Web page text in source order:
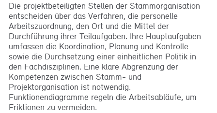
Die projektbeteiligten Stellen der Stammorganisation
entscheiden über das Verfahren, die personelle
Arbeitszuordnung, den Ort und die Mittel der
Durchführung ihrer Teilaufgaben. Ihre Hauptaufgaben
umfassen die Koordination, Planung und Kontrolle
sowie die Durchsetzung einer einheitlichen Politik in
den Fachdisziplinen. Eine klare Abgrenzung der
Kompetenzen zwischen Stamm- und
Projektorganisation ist notwendig.
Funktionendiagramme regeln die Arbeitsabläufe, um
Friktionen zu vermeiden.